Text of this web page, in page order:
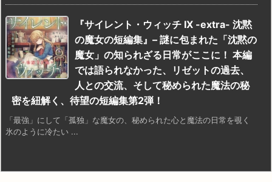
『サイレント・ウィッチ IX -extra- 沈黙
の魔女の短編集』– 謎に包まれた「沈黙の
魔女」の知られざる日常がここに！ 本編
では語られなかった、リゼットの過去、
人との交流、そして秘められた魔法の秘
密を紐解く、待望の短編集第2弾！
「最強」にして「孤独」な魔女の、秘められた心と魔法の日常を覗く
氷のように冷たい ...